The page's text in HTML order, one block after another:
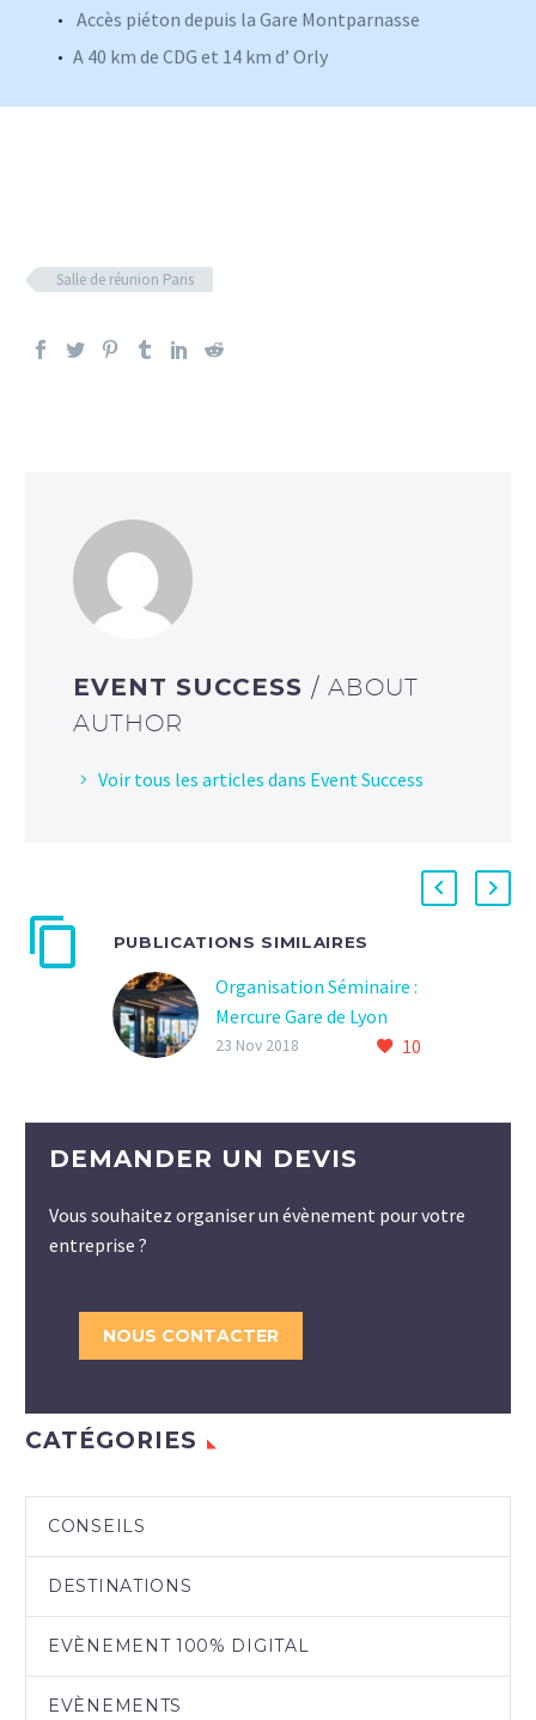
Accès piéton depuis la Gare Montparnasse
A 40 km de CDG et 14 km d’ Orly
Salle de réunion Paris
EVENT SUCCESS / ABOUT
AUTHOR
Voir tous les articles dans Event Success
PUBLICATIONS SIMILAIRES
Organisation Séminaire :
Mercure Gare de Lyon
10
23 Nov 2018
DEMANDER UN DEVIS
Vous souhaitez organiser un évènement pour votre
entreprise ?
NOUS CONTACTER
CATÉGORIES
CONSEILS
DESTINATIONS
EVÈNEMENT 100% DIGITAL
EVÈNEMENTS